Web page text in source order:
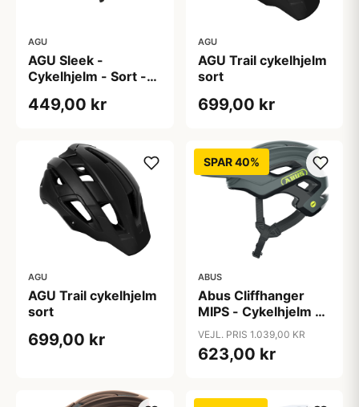
AGU
AGU Sleek -
Cykelhjelm - Sort -
449,00 kr
AGU
AGU Trail cykelhjelm
sort
699,00 kr
AGU
AGU Trail cykelhjelm
sort
699,00 kr
SPAR 40%
ABUS
Abus Cliffhanger
MIPS - Cykelhjelm -
Concrete grey - Str.
S
VEJL. PRIS 1.039,00 KR
623,00 kr